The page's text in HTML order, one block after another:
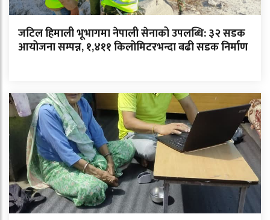
जटिल हिमाली भूभागमा नेपाली सेनाको उपलब्धि: ३२ सडक
आयोजना सम्पन्न, १,४११ किलोमिटरभन्दा बढी सडक निर्माण